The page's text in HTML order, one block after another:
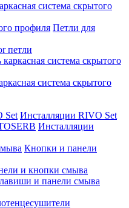
система скрытого
Петли для
петли
система скрытого
Инсталляции RIVO Set
Инсталляции
Кнопки и панели
и кнопки смыва
и панели смыва